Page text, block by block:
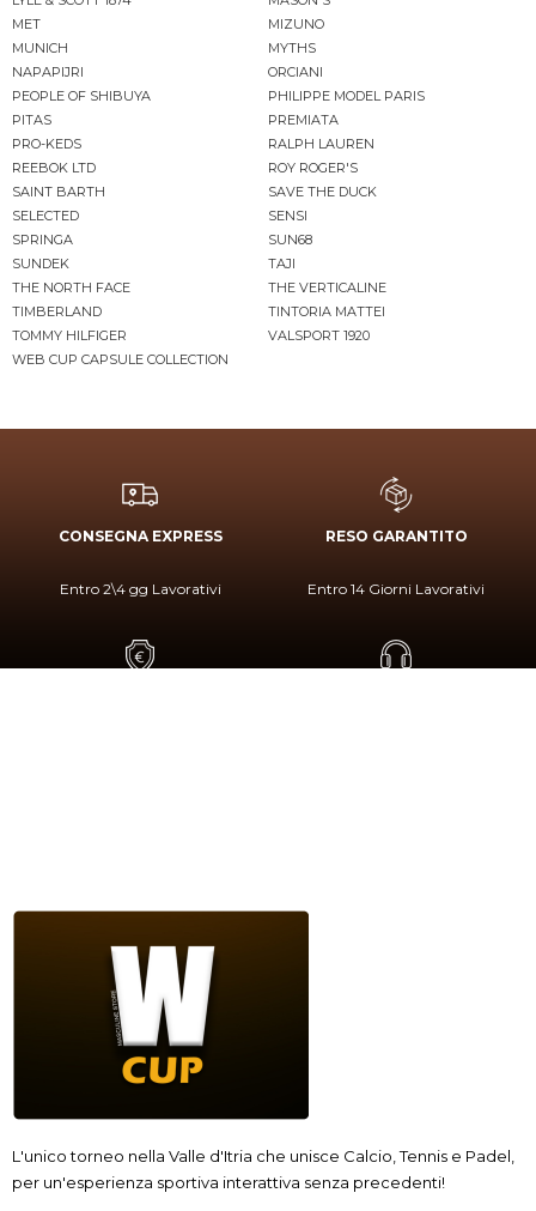
MET
MIZUNO
MUNICH
MYTHS
NAPAPIJRI
ORCIANI
PEOPLE OF SHIBUYA
PHILIPPE MODEL PARIS
PITAS
PREMIATA
PRO-KEDS
RALPH LAUREN
REEBOK LTD
ROY ROGER'S
SAINT BARTH
SAVE THE DUCK
SELECTED
SENSI
SPRINGA
SUN68
SUNDEK
TAJI
THE NORTH FACE
THE VERTICALINE
TIMBERLAND
TINTORIA MATTEI
TOMMY HILFIGER
VALSPORT 1920
WEB CUP CAPSULE COLLECTION
CONSEGNA EXPRESS
Entro 2\4 gg Lavorativi
RESO GARANTITO
Entro 14 Giorni Lavorativi
L'unico torneo nella Valle d'Itria che unisce Calcio, Tennis e Padel,
per un'esperienza sportiva interattiva senza precedenti!